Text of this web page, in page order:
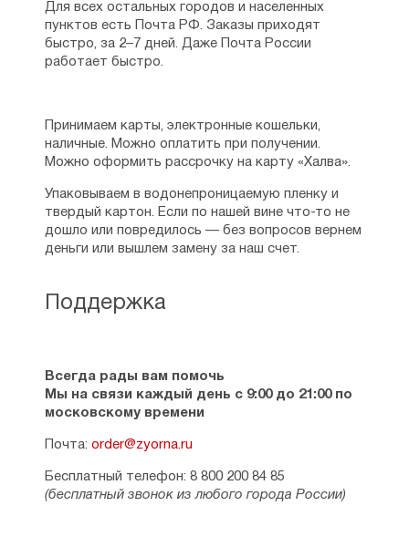
Поддержка
Всегда рады вам помочь
Мы на связи каждый день с 9:00 до 21:00 по
московскому времени
Почта: order@zyorna.ru
Бесплатный телефон: 8 800 200 84 85
(бесплатный звонок из любого города России)
Для всех остальных городов и населенных
пунктов есть Почта РФ. Заказы приходят
быстро, за 2–7 дней. Даже Почта России
работает быстро.
Принимаем карты, электронные кошельки,
наличные. Можно оплатить при получении.
Можно оформить рассрочку на карту «Халва».
Упаковываем в водонепроницаемую пленку и
твердый картон. Если по нашей вине что-то не
дошло или повредилось — без вопросов вернем
деньги или вышлем замену за наш счет.